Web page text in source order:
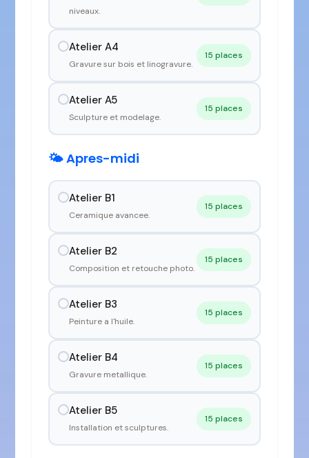
niveaux.
Atelier A4
Gravure sur bois et linogravure.
15 places
Atelier A5
Sculpture et modelage.
15 places
🌤️ Apres-midi
Atelier B1
Ceramique avancee.
15 places
Atelier B2
Composition et retouche photo.
15 places
Atelier B3
Peinture a l'huile.
15 places
Atelier B4
Gravure metallique.
15 places
Atelier B5
Installation et sculptures.
15 places